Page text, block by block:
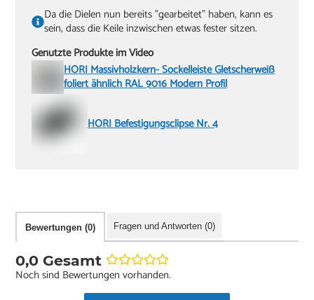
Da die Dielen nun bereits "gearbeitet" haben, kann es
sein, dass die Keile inzwischen etwas fester sitzen.
Genutzte Produkte im Video
HORI Massivholzkern- Sockelleiste Gletscherweiß
foliert ähnlich RAL 9016 Modern Profil
HORI Befestigungsclipse Nr. 4
Bewertungen (0) Fragen und Antworten (0)
0,0 Gesamt
Noch sind Bewertungen vorhanden.